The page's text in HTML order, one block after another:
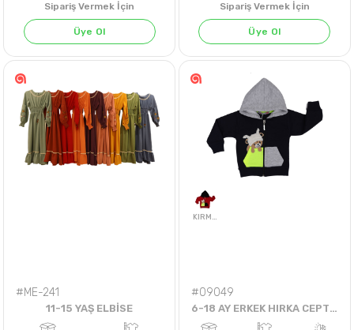
SİYAH TAŞ
Sipariş Vermek İçin
Üye Ol
ADET 10-13 Years
Sipariş Vermek İçin
Üye Ol
#ME-241
11-15 YAŞ ELBİSE
#09049
6-18 AY ERKEK HIRKA CEPTEKİ AYI